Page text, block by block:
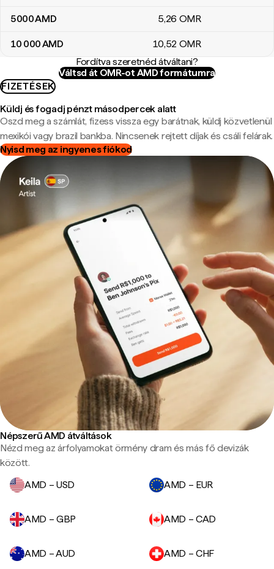
5000AMD 5,26 OMR
10 000AMD 10,52 OMR
Fordítva szeretnéd átváltani?
Váltsd át OMR-ot AMD formátumra
FIZETÉSEK
Küldj és fogadj pénzt másodpercek alatt
Oszd meg a számlát, fizess vissza egy barátnak, küldj közvetlenül
mexikói vagy brazil bankba. Nincsenek rejtett díjak és csáli felárak.
Nyisd meg az ingyenes fiókod
Népszerű AMD átváltások
Nézd meg az árfolyamokat örmény dram és más fő devizák
között.
AMD – USD
AMD – EUR
AMD – GBP AMD – CAD
AMD – AUD AMD – CHF